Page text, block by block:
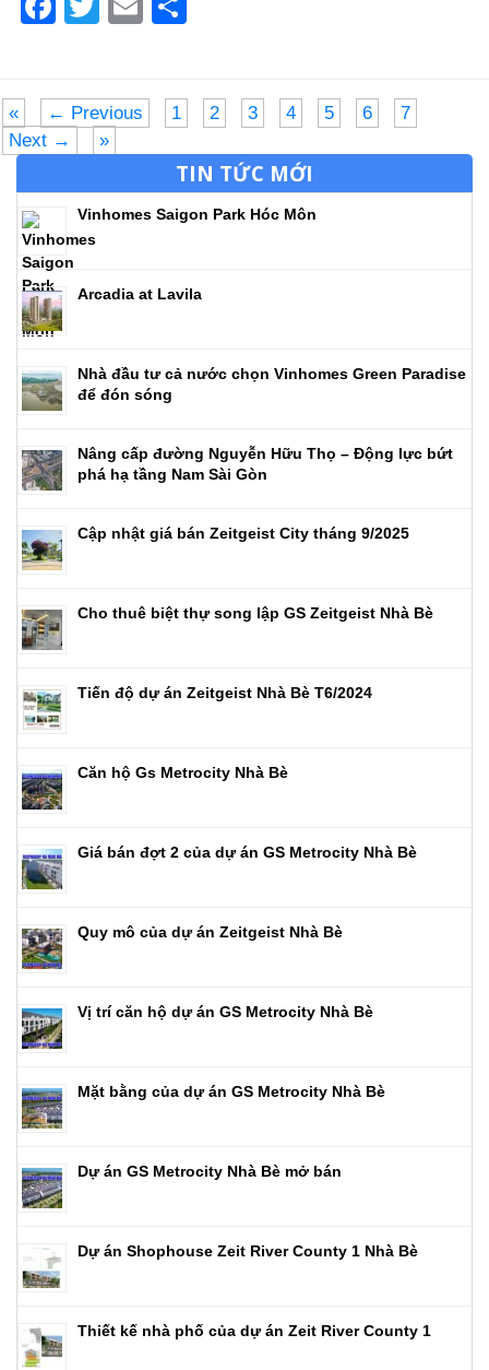
« ← Previous 1 2 3 4 5 6
7
Next →
»
TIN TỨC MỚI
Vinhomes Saigon Park Hóc Môn
Arcadia at Lavila
Nhà đầu tư cả nước chọn Vinhomes Green Paradise
để đón sóng
Nâng cấp đường Nguyễn Hữu Thọ – Động lực bứt
phá hạ tầng Nam Sài Gòn
Cập nhật giá bán Zeitgeist City tháng 9/2025
Cho thuê biệt thự song lập GS Zeitgeist Nhà Bè
Tiến độ dự án Zeitgeist Nhà Bè T6/2024
Căn hộ Gs Metrocity Nhà Bè
Giá bán đợt 2 của dự án GS Metrocity Nhà Bè
Quy mô của dự án Zeitgeist Nhà Bè
Vị trí căn hộ dự án GS Metrocity Nhà Bè
Mặt bằng của dự án GS Metrocity Nhà Bè
Dự án GS Metrocity Nhà Bè mở bán
Dự án Shophouse Zeit River County 1 Nhà Bè
Thiết kế nhà phố của dự án Zeit River County 1